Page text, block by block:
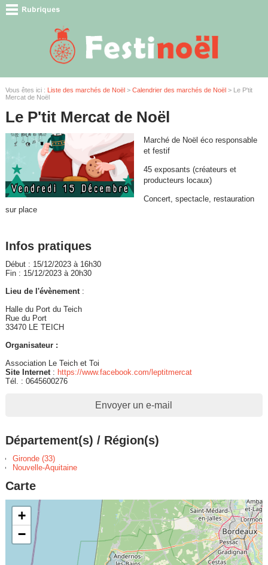
Vous êtes ici : Liste des marchés de Noël> Calendrier des marchés de Noël> Le P'tit
Mercat de Noël
Le P'tit Mercat de Noël
Marché de Noël éco responsable
et festif
45 exposants (créateurs et
producteurs locaux)
Concert, spectacle, restauration
sur place
Infos pratiques
Début : 15/12/2023 à 16h30
Fin : 15/12/2023 à 20h30
Lieu de l'évènement:
Halle du Port du Teich
Rue du Port
33470 LE TEICH
Organisateur :
Association Le Teich et Toi
Site Internet: https://www.facebook.com/leptitmercat
Tél. : 0645600276
Envoyer un e-mail
Département(s) / Région(s)
Gironde (33)
Nouvelle-Aquitaine
Carte
+
−